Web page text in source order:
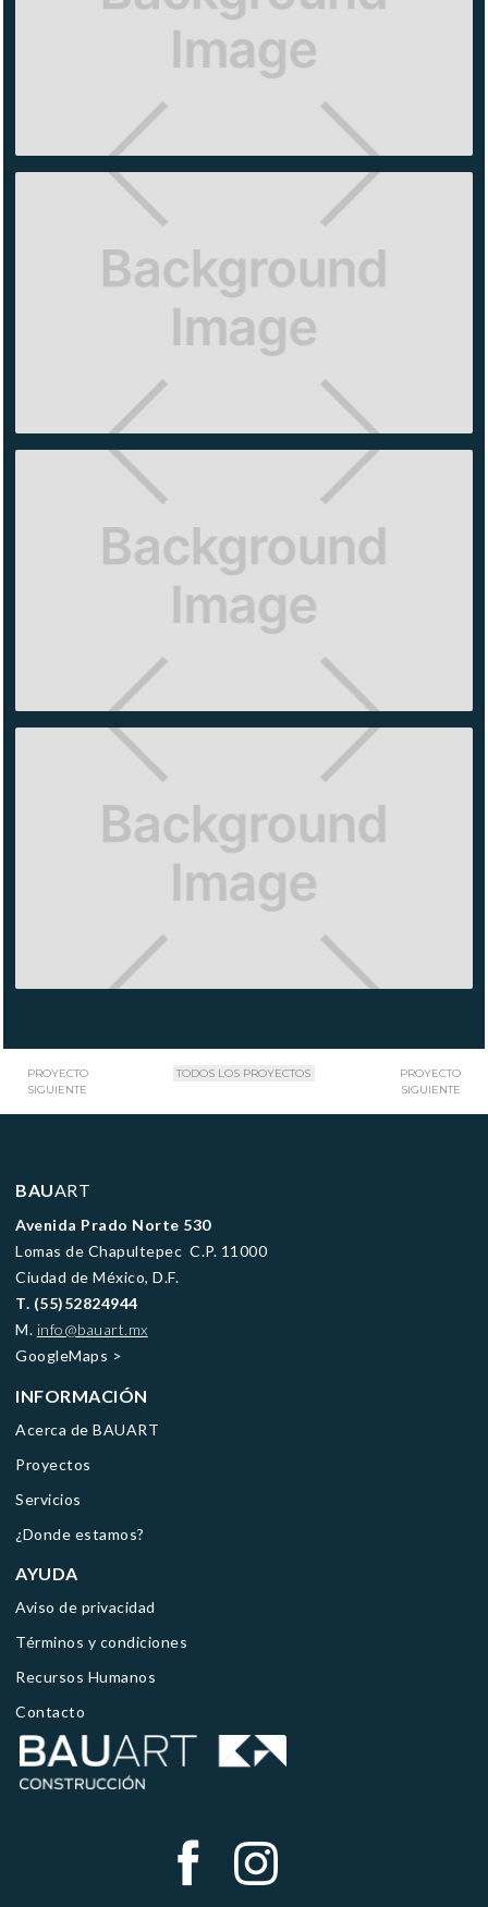
ZADIG &
ÁNIMA
COACH
ALO
MITIKAH
PROYECTO
SIGUIENTE
TODOS LOS PROYECTOS
PROYECTO
SIGUIENTE
BAUART
Avenida Prado Norte 530
Lomas de Chapultepec C.P. 11000
Ciudad de México, D.F.
T. (55)52824944
M. info@bauart.mx
GoogleMaps >
INFORMACIÓN
Acerca de BAUART
Proyectos
Servicios
¿Donde estamos?
AYUDA
Aviso de privacidad
Términos y condiciones
Recursos Humanos
Contacto